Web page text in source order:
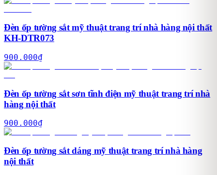
Đèn ốp tường sắt mỹ thuật trang trí nhà hàng nội thất
KH-DTR073
900.000₫
Đèn ốp tường sắt sơn tĩnh điện mỹ thuật trang trí nhà
hàng nội thất
900.000₫
Đèn ốp tường sắt dáng mỹ thuật trang trí nhà hàng
nội thất